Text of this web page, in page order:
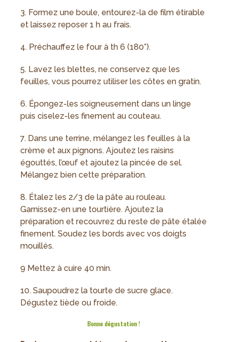
3. Formez une boule, entourez-la de film étirable
et laissez reposer 1 h au frais.
4. Préchauffez le four à th 6 (180°).
5. Lavez les blettes, ne conservez que les
feuilles, vous pourrez utiliser les côtes en gratin.
6. Épongez-les soigneusement dans un linge
puis ciselez-les finement au couteau.
7. Dans une terrine, mélangez les feuilles à la
crème et aux pignons. Ajoutez les raisins
égouttés, l’œuf et ajoutez la pincée de sel.
Mélangez bien cette préparation.
8. Étalez les 2/3 de la pâte au rouleau.
Garnissez-en une tourtière. Ajoutez la
préparation et recouvrez du reste de pâte étalée
finement. Soudez les bords avec vos doigts
mouillés.
9 Mettez à cuire 40 min.
10. Saupoudrez la tourte de sucre glace.
Dégustez tiède ou froide.
Bonne dégustation !